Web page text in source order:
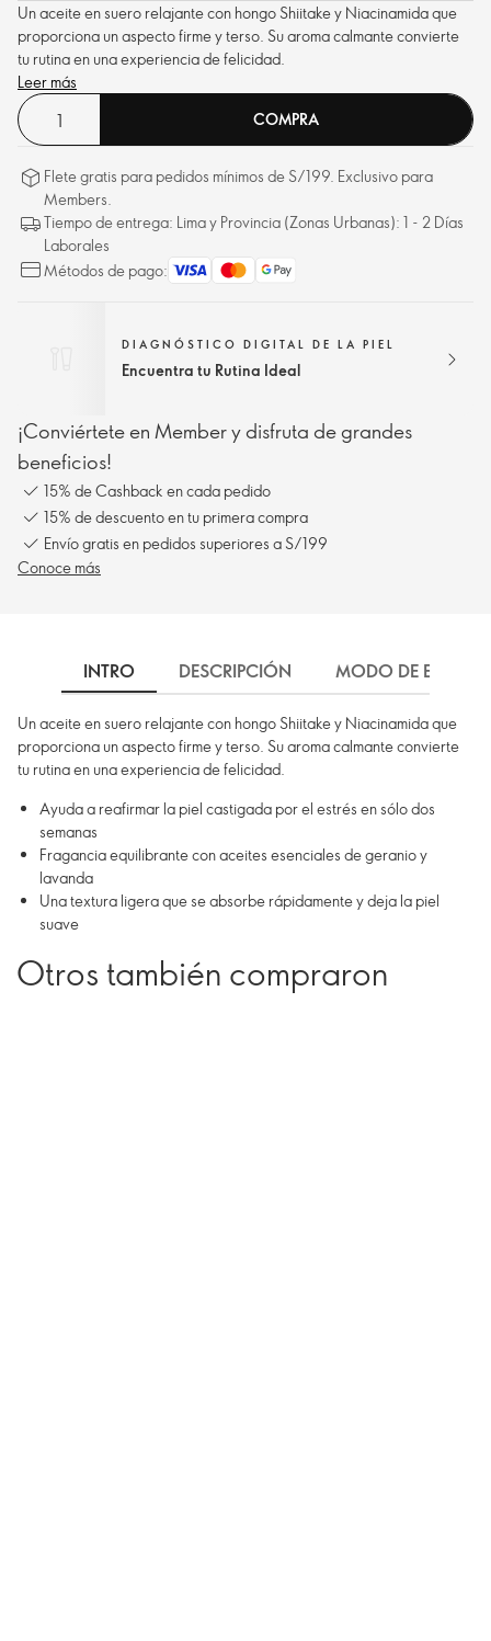
Un aceite en suero relajante con hongo Shiitake y Niacinamida que
proporciona un aspecto firme y terso. Su aroma calmante convierte
tu rutina en una experiencia de felicidad.
Leer más
COMPRA
Flete gratis para pedidos mínimos de S/199. Exclusivo para
Members.
Tiempo de entrega: Lima y Provincia (Zonas Urbanas): 1 - 2 Días
Laborales
Métodos de pago:
DIAGNÓSTICO DIGITAL DE LA PIEL
Encuentra tu Rutina Ideal
¡Conviértete en Member y disfruta de grandes
beneficios!
15% de Cashback en cada pedido
15% de descuento en tu primera compra
Envío gratis en pedidos superiores a S/199
Conoce más
INTRO DESCRIPCIÓN MODO DE EMPLEO
Un aceite en suero relajante con hongo Shiitake y Niacinamida que
proporciona un aspecto firme y terso. Su aroma calmante convierte
tu rutina en una experiencia de felicidad.
Ayuda a reafirmar la piel castigada por el estrés en sólo dos
semanas
Fragancia equilibrante con aceites esenciales de geranio y
lavanda
Una textura ligera que se absorbe rápidamente y deja la piel
suave
Otros también compraron